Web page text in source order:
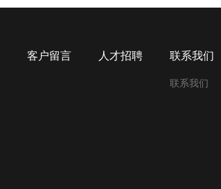
客户留言 人才招聘 联系我们
联系我们